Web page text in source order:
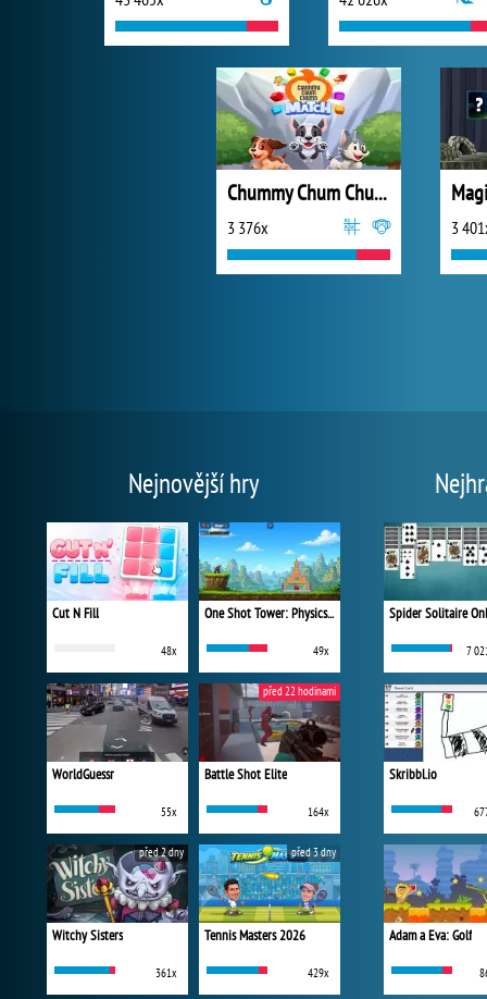
Chummy Chum Chums: Match
3 376x 3
Nejnovější hry
Cut N Fill
48x
One Shot Tower: Physics Destroyer
49x
WorldGuessr
55x
Battle Shot Elite
164x
před 22 hodinami
Witchy Sisters
361x
před 2 dny
Tennis Masters 2026
429x
před 3 dny
Spider Solitaire
7
Skribbl.io
Adam a Eva: Golf